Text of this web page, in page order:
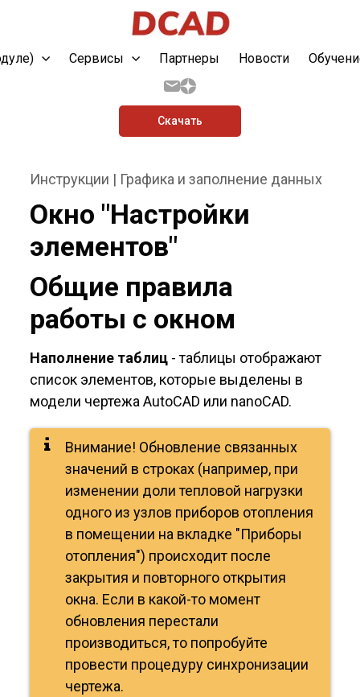
Сервисы Партнеры Новости
Скачать
Инструкции | Графика и заполнение данных
Окно "Настройки
элементов"
Общие правила
работы с окном
Наполнение таблиц - таблицы отображают
список элементов, которые выделены в
модели чертежа AutoCAD или nanoCAD.
Внимание! Обновление связанных
значений в строках (например, при
изменении доли тепловой нагрузки
одного из узлов приборов отопления
в помещении на вкладке "Приборы
отопления") происходит после
закрытия и повторного открытия
окна. Если в какой-то момент
обновления перестали
производиться, то попробуйте
провести процедуру синхронизации
чертежа.